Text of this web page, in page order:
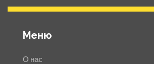
Меню
О нас